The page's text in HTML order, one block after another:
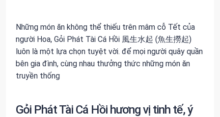
Những món ăn không thể thiếu trên mâm cỗ Tết của
người Hoa, Gỏi Phát Tài Cá Hồi 風生水起 (魚生撈起)
luôn là một lựa chọn tuyệt vời. để mọi người quây quần
bên gia đình, cùng nhau thưởng thức những món ăn
truyền thống
Gỏi Phát Tài Cá Hồi hương vị tinh tế, ý